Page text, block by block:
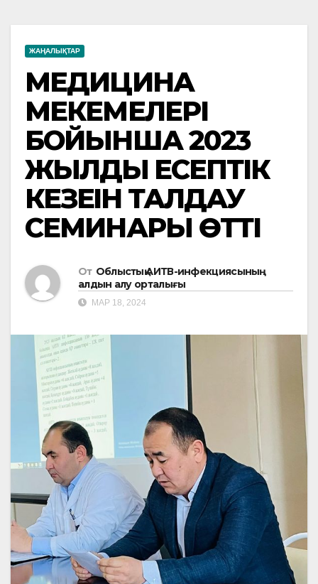
ЖАҢАЛЫҚТАР
МЕДИЦИНА
МЕКЕМЕЛЕРІ
БОЙЫНША 2023
ЖЫЛДЫҢ ЕСЕПТІК
КЕЗЕҢІН ТАЛДАУ
СЕМИНАРЫ ӨТТІ
От Облыстық АИТВ-инфекциясының
алдын алу орталығы
МАР 18, 2024